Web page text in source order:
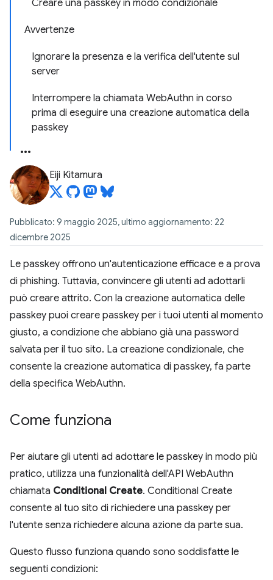
Creare una passkey in modo condizionale
Avvertenze
Ignorare la presenza e la verifica dell'utente sul
server
Interrompere la chiamata WebAuthn in corso
prima di eseguire una creazione automatica della
passkey
Eiji Kitamura
Pubblicato: 9 maggio 2025, ultimo aggiornamento: 22
dicembre 2025
Le passkey offrono un'autenticazione efficace e a prova
di phishing. Tuttavia, convincere gli utenti ad adottarli
può creare attrito. Con la creazione automatica delle
passkey puoi creare passkey per i tuoi utenti al momento
giusto, a condizione che abbiano già una password
salvata per il tuo sito. La creazione condizionale, che
consente la creazione automatica di passkey, fa parte
della specifica WebAuthn.
Come funziona
Per aiutare gli utenti ad adottare le passkey in modo più
pratico, utilizza una funzionalità dell'API WebAuthn
chiamata Conditional Create. Conditional Create
consente al tuo sito di richiedere una passkey per
l'utente senza richiedere alcuna azione da parte sua.
Questo flusso funziona quando sono soddisfatte le
seguenti condizioni: